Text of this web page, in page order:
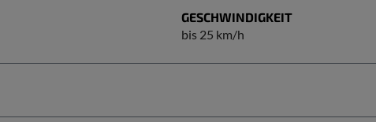
GESCHWINDIGKEIT
bis 25 km/h